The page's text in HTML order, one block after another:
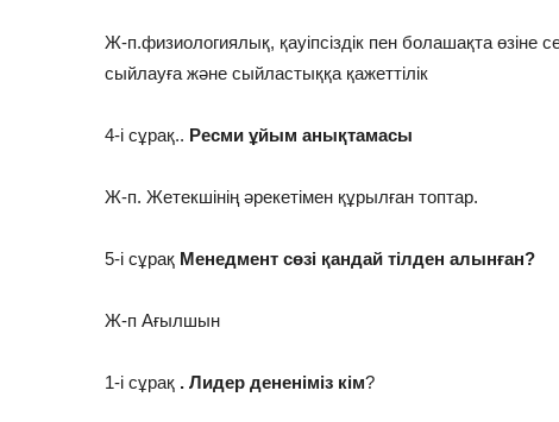
Ж-п.физиологиялық, қауіпсіздік пен болашақта өзіне
сыйлауға және сыйластыққа қажеттілік
4-і сұрақ.. Ресми ұйым анықтамасы
Ж-п. Жетекшінің әрекетімен құрылған топтар.
5-і сұрақ Менедмент сөзі қандай тілден алынған?
Ж-п Ағылшын
1-і сұрақ . Лидер дененіміз кім?